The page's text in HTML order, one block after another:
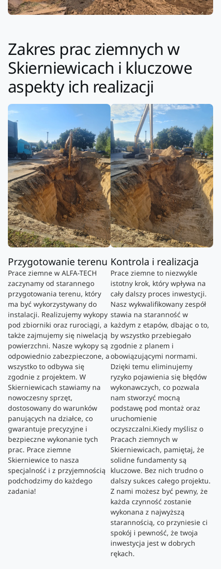
Zakres prac ziemnych w
Skierniewicach i kluczowe
aspekty ich realizacji
Przygotowanie terenu
Prace ziemne w ALFA-TECH
zaczynamy od starannego
przygotowania terenu, który
ma być wykorzystywany do
instalacji. Realizujemy wykopy
pod zbiorniki oraz rurociągi, a
także zajmujemy się niwelacją
powierzchni. Nasze wykopy są
odpowiednio zabezpieczone, a
wszystko to odbywa się
zgodnie z projektem. W
Skierniewicach stawiamy na
nowoczesny sprzęt,
dostosowany do warunków
panujących na działce, co
gwarantuje precyzyjne i
bezpieczne wykonanie tych
prac. Prace ziemne
Skierniewice to nasza
specjalność i z przyjemnością
podchodzimy do każdego
zadania!
Kontrola i realizacja
Prace ziemne to niezwykle
istotny krok, który wpływa na
cały dalszy proces inwestycji.
Nasz wykwalifikowany zespół
stawia na staranność w
każdym z etapów, dbając o to,
by wszystko przebiegało
zgodnie z planem i
obowiązującymi normami.
Dzięki temu eliminujemy
ryzyko pojawienia się błędów
wykonawczych, co pozwala
nam stworzyć mocną
podstawę pod montaż oraz
uruchomienie
oczyszczalni.Kiedy myślisz o
Pracach ziemnych w
Skierniewicach, pamiętaj, że
solidne fundamenty są
kluczowe. Bez nich trudno o
dalszy sukces całego projektu.
Z nami możesz być pewny, że
każda czynność zostanie
wykonana z najwyższą
starannością, co przyniesie ci
spokój i pewność, że twoja
inwestycja jest w dobrych
rękach.